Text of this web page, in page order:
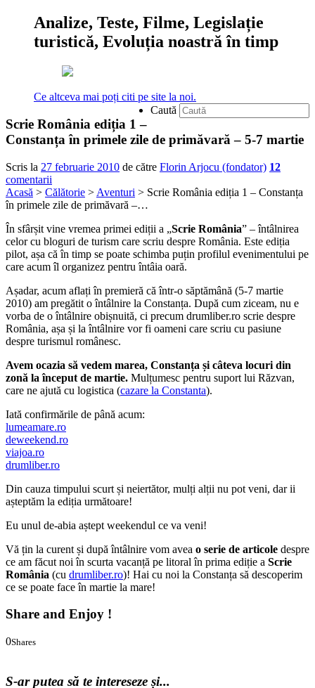
Analize, Teste, Filme, Legislație
turistică, Evoluția noastră în timp
Ce altceva mai poți citi pe site la noi.
Caută
Scrie România ediția 1 –
Constanța în primele zile de primăvară – 5-7 martie
Scris la 27 februarie 2010 de către Florin Arjocu (fondator) 12
comentarii
Acasă > Călătorie > Aventuri > Scrie România ediția 1 – Constanța
în primele zile de primăvară –…
În sfârșit vine vremea primei ediții a „Scrie România” – întâlnirea
celor cu bloguri de turism care scriu despre România. Este ediția
pilot, așa că în timp se poate schimba puțin profilul evenimentului pe
care acum îl organizez pentru întâia oară.
Așadar, acum aflați în premieră că într-o săptămână (5-7 martie
2010) am pregătit o întâlnire la Constanța. După cum ziceam, nu e
vorba de o întâlnire obișnuită, ci precum drumliber.ro scrie despre
România, așa și la întâlnire vor fi oameni care scriu cu pasiune
despre turismul românesc.
Avem ocazia să vedem marea, Constanța și câteva locuri din
zonă la început de martie. Mulțumesc pentru suport lui Răzvan,
care ne ajută cu logistica (cazare la Constanta).
Iată confirmările de până acum:
lumeamare.ro
deweekend.ro
viajoa.ro
drumliber.ro
Din cauza timpului scurt și neiertător, mulți alții nu pot veni, dar ii
așteptăm la ediția următoare!
Eu unul de-abia aștept weekendul ce va veni!
Vă țin la curent și după întâlnire vom avea o serie de articole despre
ce am făcut noi în scurta vacanță pe litoral în prima ediție a Scrie
România (cu drumliber.ro)! Hai cu noi la Constanța să descoperim
ce se poate face în martie la mare!
Share and Enjoy !
0Shares
S-ar putea să te intereseze și...